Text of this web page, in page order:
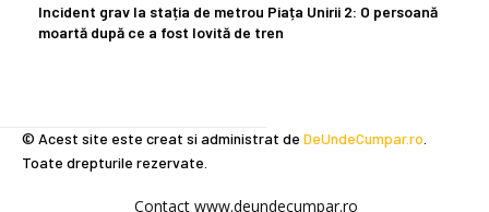
Incident grav la stația de metrou Piața Unirii 2: O persoană
moartă după ce a fost lovită de tren
© Acest site este creat si administrat de DeUndeCumpar.ro
Toate drepturile rezervate.
Contact www.deundecumpar.ro